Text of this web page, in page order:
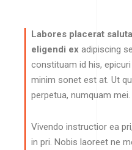
Labores placerat
eligendi ex adipiscing
constituam id his,
minim sonet est at. Ut
perpetua, numquam mei.
Vivendo instructior ea
in pri. Nobis laoreet ne